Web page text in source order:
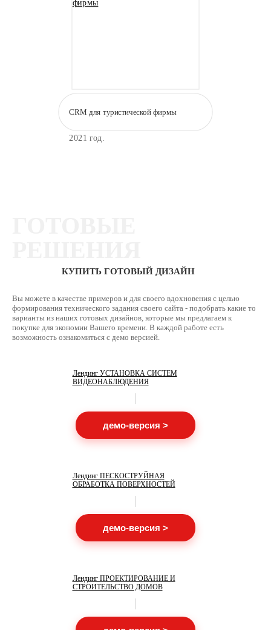
CRM для туристической фирмы
2021 год.
КУПИТЬ ГОТОВЫЙ ДИЗАЙН
Вы можете в качестве примеров и для своего вдохновения с целью
формирования технического задания своего сайта - подобрать какие то
варианты из наших готовых дизайнов, которые мы предлагаем к
покупке для экономии Вашего времени. В каждой работе есть
возможность ознакомиться с демо версией.
Лендинг УСТАНОВКА СИСТЕМ
ВИДЕОНАБЛЮДЕНИЯ
демо-версия >
Лендинг ПЕСКОСТРУЙНАЯ
ОБРАБОТКА ПОВЕРХНОСТЕЙ
демо-версия >
Лендинг ПРОЕКТИРОВАНИЕ И
СТРОИТЕЛЬСТВО ДОМОВ